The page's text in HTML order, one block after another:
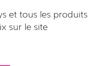
et tous les produits
sur le site